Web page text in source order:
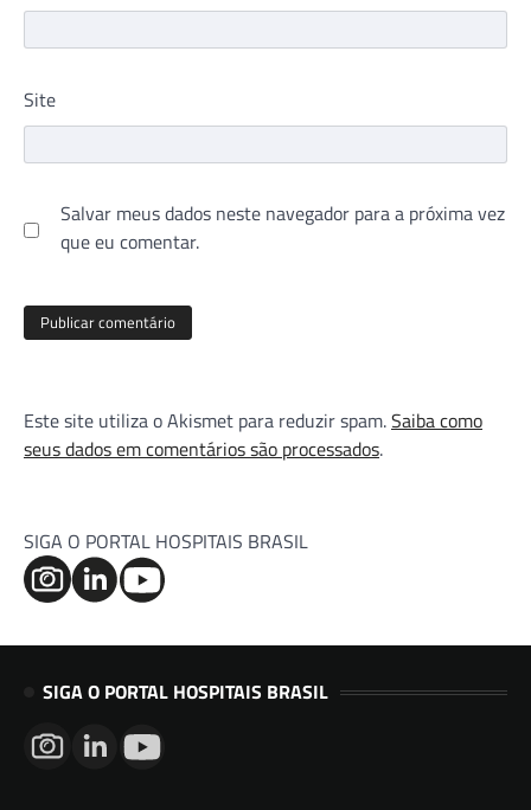
Site
Salvar meus dados neste navegador para a próxima vez
que eu comentar.
Este site utiliza o Akismet para reduzir spam.Saiba como
seus dados em comentários são processados.
SIGA O PORTAL HOSPITAIS BRASIL
SIGA O PORTAL HOSPITAIS BRASIL